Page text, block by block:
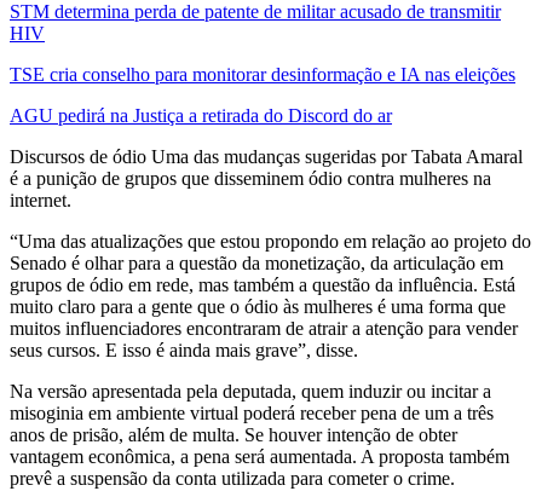
STM determina perda de patente de militar acusado de transmitir
HIV
TSE cria conselho para monitorar desinformação e IA nas eleições
AGU pedirá na Justiça a retirada do Discord do ar
Discursos de ódio Uma das mudanças sugeridas por Tabata Amaral
é a punição de grupos que disseminem ódio contra mulheres na
internet.
“Uma das atualizações que estou propondo em relação ao projeto do
Senado é olhar para a questão da monetização, da articulação em
grupos de ódio em rede, mas também a questão da influência. Está
muito claro para a gente que o ódio às mulheres é uma forma que
muitos influenciadores encontraram de atrair a atenção para vender
seus cursos. E isso é ainda mais grave”, disse.
Na versão apresentada pela deputada, quem induzir ou incitar a
misoginia em ambiente virtual poderá receber pena de um a três
anos de prisão, além de multa. Se houver intenção de obter
vantagem econômica, a pena será aumentada. A proposta também
prevê a suspensão da conta utilizada para cometer o crime.